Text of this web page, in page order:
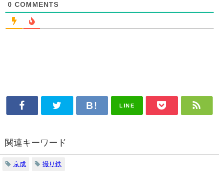
0 COMMENTS
LINE
関連キーワード
京成 撮り鉄